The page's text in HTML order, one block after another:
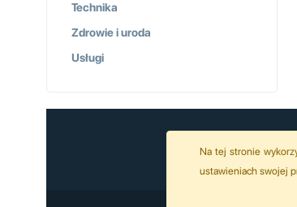
Technika
Zdrowie i uroda
Usługi
Na tej stronie
ustawieniach swojej